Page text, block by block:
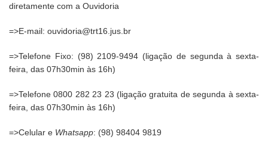
diretamente com a Ouvidoria
=>E-mail: ouvidoria@trt16.jus.br
=>Telefone Fixo: (98) 2109-9494 (ligação de segunda à sexta-
feira, das 07h30min às 16h)
=>Telefone 0800 282 23 23 (ligação gratuita de segunda à sexta-
feira, das 07h30min às 16h)
=>Celular e Whatsapp: (98) 98404 9819